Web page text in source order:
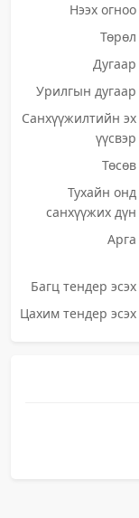
Нээх огноо
Төрөл
Дугаар
Урилгын дугаар
Санхүүжилтийн эх
үүсвэр
Төсөв
Тухайн онд
санхүүжих дүн
Арга
Багц тендер эсэх
Цахим тендер эсэх